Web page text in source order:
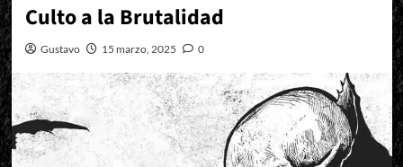
Culto a la Brutalidad
Gustavo 15 marzo, 2025 0